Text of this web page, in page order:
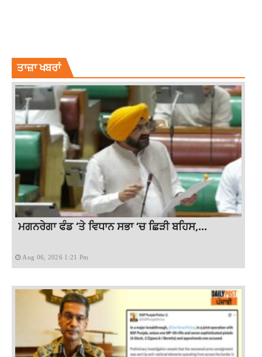
ਤਾਜ਼ਾ ਖਬਰਾਂ
ਮਗਨਰੇਗਾ ਫੰਡ ‘ਤੇ ਵਿਧਾਨ ਸਭਾ ‘ਚ ਛਿੜੀ ਬਹਿਸ,...
Aug 06, 2026 1:21 Pm